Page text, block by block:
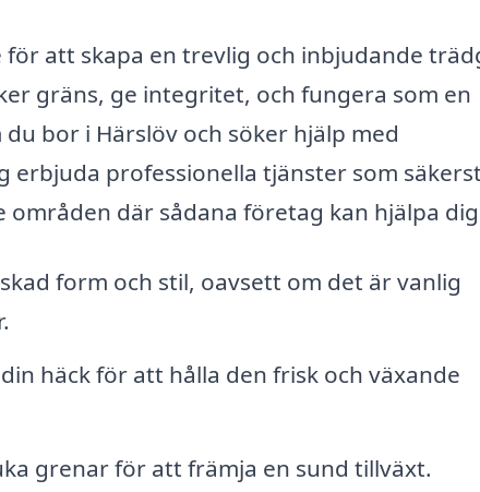
att skapa en trevlig och inbjudande
gräns, ge integritet, och fungera som en
bor i Härslöv och söker hjälp med
erbjuda professionella tjänster som
där sådana företag kan hjälpa
form och stil, oavsett om det är vanlig
häck för att hålla den frisk och växande
grenar för att främja en sund tillväxt.